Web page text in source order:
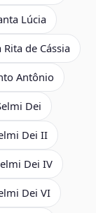
Lúcia
de Cássia
Antônio
Dei
Dei II
Dei IV
Dei VI